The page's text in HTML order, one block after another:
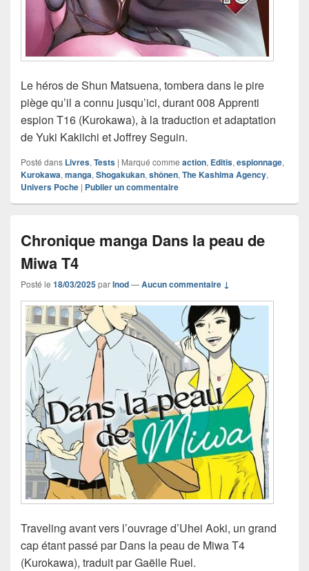
Le héros de Shun Matsuena, tombera dans le pire
piège qu’il a connu jusqu’ici, durant 008 Apprenti
espion T16 (Kurokawa), à la traduction et adaptation
de Yuki Kakiichi et Joffrey Seguin.
Posté dans Livres, Tests | Marqué comme action, Editis, espionnage,
Kurokawa, manga, Shogakukan, shônen, The Kashima Agency,
Univers Poche | Publier un commentaire
Chronique manga Dans la peau de
Miwa T4
Posté le 18/03/2025parInod—Aucun commentaire ↓
Traveling avant vers l’ouvrage d’Uhei Aoki, un grand
cap étant passé par Dans la peau de Miwa T4
(Kurokawa), traduit par Gaëlle Ruel.